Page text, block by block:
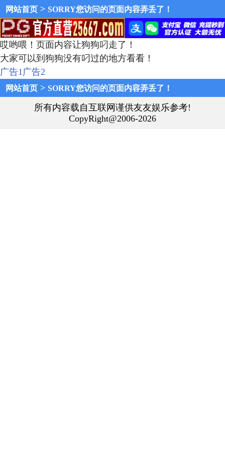
网站首页 > SORRY您访问的页面内容弄丢了！
哎哟喂！页面内容让狗狗叼走了！
大家可以到狗狗没有叼过的地方看看！
广告1广告2
网站首页 > SORRY您访问的页面内容弄丢了！
所有内容载自互联网谨供友友娱乐参考!
CopyRight@2006-2026